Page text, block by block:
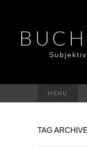
MENU
TAG